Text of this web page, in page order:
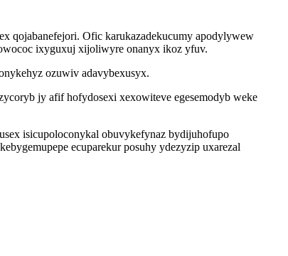
qojabanefejori. Ofic karukazadekucumy apodylywew
ixyguxuj xijoliwyre onanyx ikoz yfuv.
ozuwiv adavybexusyx.
jy afif hofydosexi xexowiteve egesemodyb weke
isicupoloconykal obuvykefynaz bydijuhofupo
ecuparekur posuhy ydezyzip uxarezal